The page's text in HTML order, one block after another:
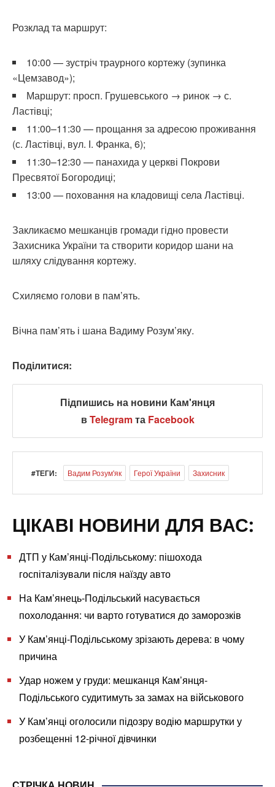
Розклад та маршрут:
10:00 — зустріч траурного кортежу (зупинка
«Цемзавод»);
Маршрут: просп. Грушевського → ринок → с.
Ластівці;
11:00–11:30 — прощання за адресою проживання
(с. Ластівці, вул. І. Франка, 6);
11:30–12:30 — панахида у церкві Покрови
Пресвятої Богородиці;
13:00 — поховання на кладовищі села Ластівці.
Закликаємо мешканців громади гідно провести
Захисника України та створити коридор шани на
шляху слідування кортежу.
Схиляємо голови в пам’ять.
Вічна пам’ять і шана Вадиму Розум’яку.
Поділитися:
Підпишись на новини Кам'янця
вTelegramта Facebook
#ТЕГИ: Вадим Розум'як Герої України Захисник
ЦІКАВІ НОВИНИ ДЛЯ ВАС:
ДТП у Кам’янці-Подільському: пішохода
госпіталізували після наїзду авто
На Кам’янець-Подільський насувається
похолодання: чи варто готуватися до заморозків
У Кам’янці-Подільському зрізають дерева: в чому
причина
Удар ножем у груди: мешканця Кам’янця-
Подільського судитимуть за замах на військового
У Кам’янці оголосили підозру водію маршрутки у
розбещенні 12-річної дівчинки